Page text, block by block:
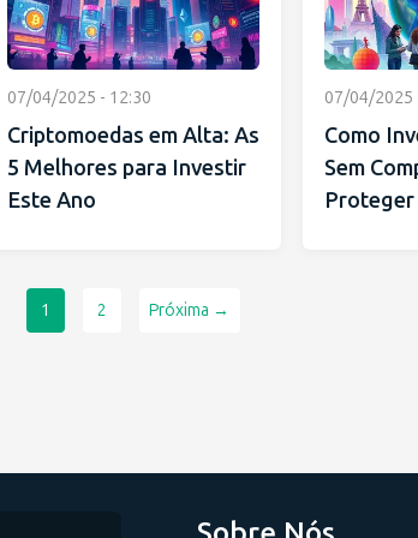
07/04/2025 - 12:30
Criptomoedas em Alta: As
5 Melhores para Investir
Este Ano
07/04/2025
Como
Sem
Proteger
1 2 Próxima →